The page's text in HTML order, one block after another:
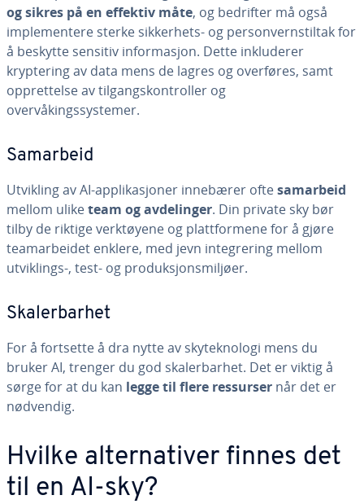
og sikres på en effektiv måte, og bedrifter må også
implementere sterke sikkerhets- og personvernstiltak for
å beskytte sensitiv informasjon. Dette inkluderer
kryptering av data mens de lagres og overføres, samt
opprettelse av tilgangskontroller og
overvåkingssystemer.
Samarbeid
Utvikling av AI-applikasjoner innebærer oftesamarbeid
mellom uliketeam og avdelinger. Din private sky bør
tilby de riktige verktøyene og plattformene for å gjøre
teamarbeidet enklere, med jevn integrering mellom
utviklings-, test- og produksjonsmiljøer.
Skalerbarhet
For å fortsette å dra nytte av skyteknologi mens du
bruker AI, trenger du god skalerbarhet. Det er viktig å
sørge for at du kan legge til flere ressurser når det er
nødvendig.
Hvilke alternativer finnes det
til en AI-sky?